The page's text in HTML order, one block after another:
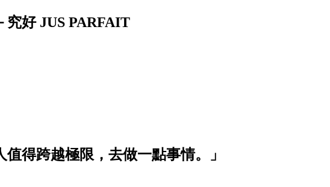
究好 JUS PARFAIT
得跨越極限，去做一點事情。」